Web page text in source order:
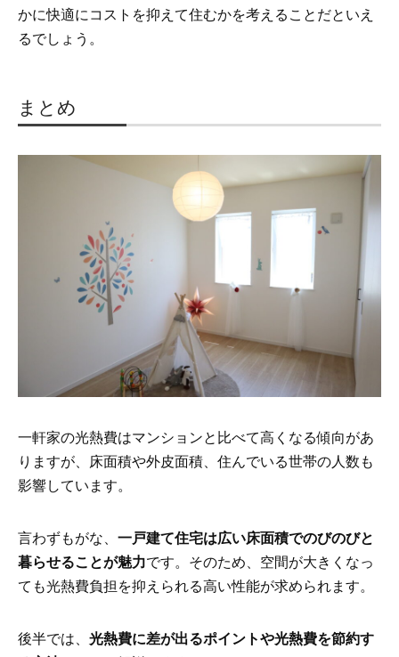
かに快適にコストを抑えて住むかを考えることだといえ
るでしょう。
まとめ
一軒家の光熱費はマンションと比べて高くなる傾向があ
りますが、床面積や外皮面積、住んでいる世帯の人数も
影響しています。
言わずもがな、 一戸建て住宅は広い床面積でのびのびと
暮らせることが魅力です。そのため、空間が大きくなっ
ても光熱費負担を抑えられる高い性能が求められます。
後半では、 光熱費に差が出るポイントや光熱費を節約す